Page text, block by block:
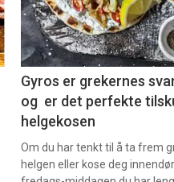
-
2
Gyros er grekernes
og er det perfekte
helgekosen
Om du har tenkt til å ta frem
helgen eller kose deg